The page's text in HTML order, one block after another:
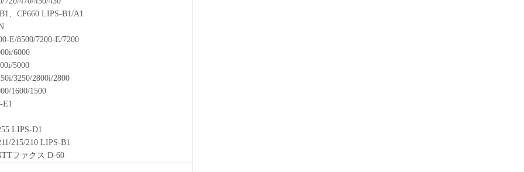
、CP660 LIPS-B1/A1
E/8500/7200-E/7200
6000
5000
3250/2800i/2800
1600/1500
E1
LIPS-D1
215/210 LIPS-B1
ファクス D-60